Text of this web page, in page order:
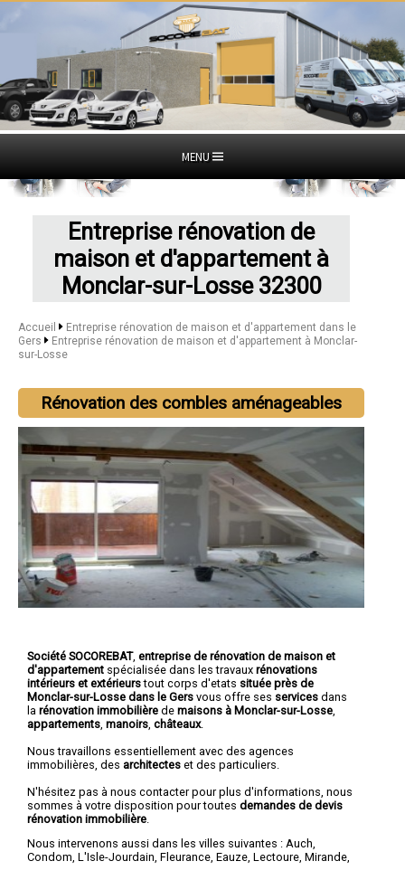
MENU
Entreprise rénovation de
maison et d'appartement à
Monclar-sur-Losse 32300
Accueil
Entreprise rénovation de maison et d'appartement dans le
Gers
Entreprise rénovation de maison et d'appartement à Monclar-
sur-Losse
Rénovation des combles aménageables
Société SOCOREBAT, entreprise de rénovation de maison et
d'appartement spécialisée dans les travaux rénovations
intérieurs et extérieurstout corps d'etats située près de
Monclar-sur-Losse dans le Gers vous offre ses services dans
la rénovation immobilière de maisons à Monclar-sur-Losse
appartements manoirs châteaux.
Nous travaillons essentiellement avec des agences
immobilières, des architectes et des particuliers.
N'hésitez pas à nous contacter pour plus d'informations, nous
sommes à votre disposition pour toutes demandes de devis
rénovation immobilière
Nous intervenons aussi dans les villes suivantes : Auch,
Condom, L'Isle-Jourdain, Fleurance, Eauze, Lectoure, Mirande,